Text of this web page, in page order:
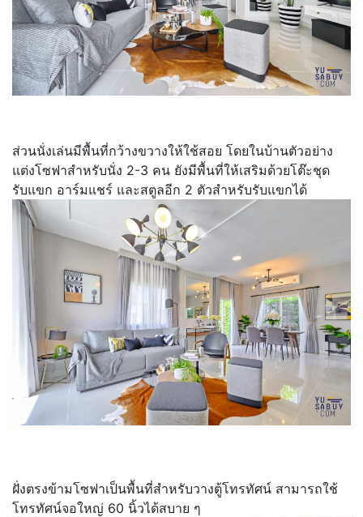
ส่วนนั่งเล่นมีพื้นที่กว้างขวางให้ใช้สอย โดยในบ้านตัวอย่าง
แต่งโซฟาสำหรับนั่ง 2-3 คน ยังมีพื้นที่ให้เสริมด้วยโต๊ะชุด
รับแขก อาร์มแชร์ และสตูลอีก 2 ตัวสำหรับรับแขกได้
ฝั่งตรงข้ามโซฟาเป็นพื้นที่สำหรับวางตู้โทรทัศน์ สามารถใช้
โทรทัศน์จอใหญ่ 60 นิ้วได้สบาย ๆ